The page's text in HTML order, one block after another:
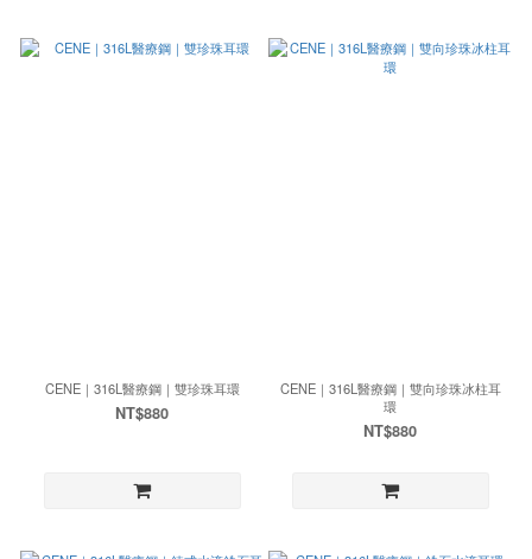
CENE｜316L醫療鋼｜雙珍珠耳環
NT$880
CENE｜316L醫療鋼｜雙向珍珠冰柱耳
環
NT$880